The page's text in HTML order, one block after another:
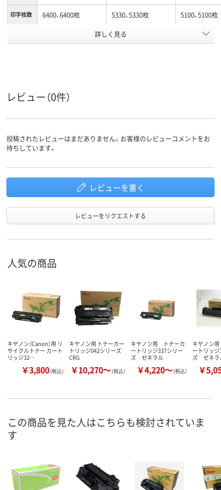
印字枚数 6400、6400枚 5330、5330枚 5100、5100枚
ブラック系
スコア
詳しく見る
レビュー（0件）
投稿されたレビューはまだありません。お客様のレビューコメントをお
待ちしています。
レビューを書く
レビューをリクエストする
人気の商品
キヤノン（Canon）用 リ
サイクルトナー カート
リッジ32…
￥3,800（税込）
キヤノン用 トナーカー
トリッジ042シリーズ
CRG
￥10,270～（税込）
キヤノン用 トナーカ
ートリッジ337シリー
ズ ゼネラル
￥4,220～（税込）
キヤノン
ートリッ
ズ ゼネラ
￥
この商品を見た人はこちらも検討されていま
す